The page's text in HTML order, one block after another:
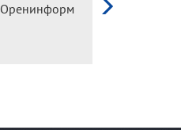
Оренинформ